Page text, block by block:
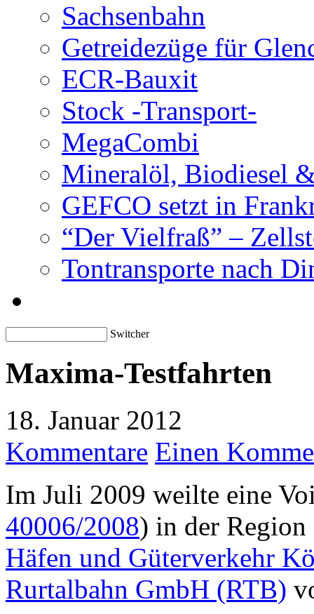
Sachsenbahn
Getreidezüge für
ECR-Bauxit
Stock -Transport-
MegaCombi
Mineralöl, Biodiesel
GEFCO setzt in
“Der Vielfraß” –
Tontransporte nach
Switcher
Maxima-Testfahrten
18. Januar 2012
Kommentare Einen
Im Juli 2009 weilte eine
40006/2008) in der
Häfen und Güterverkehr
Rurtalbahn GmbH (RTB)